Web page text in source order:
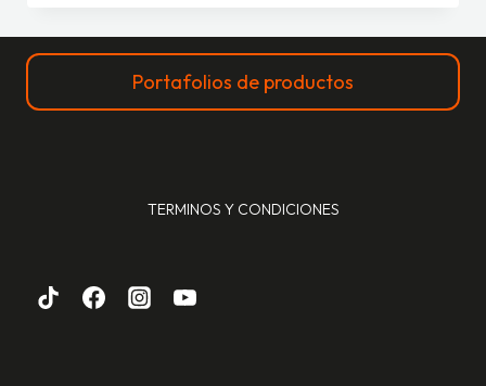
Portafolios de productos
TERMINOS Y CONDICIONES